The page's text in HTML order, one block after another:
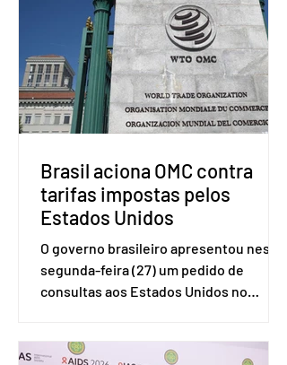
Brasil aciona OMC contra
tarifas impostas pelos
Estados Unidos
O governo brasileiro apresentou nesta
segunda-feira (27) um pedido de
consultas aos Estados Unidos no
(OMC), contestando duas medidas